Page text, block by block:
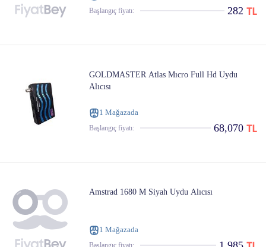
Başlangıç ​​fiyatı: 282
GOLDMASTER Atlas Mıcro Full Hd Uydu
Alıcısı
1 Mağazada
Başlangıç ​​fiyatı: 68,070
Amstrad 1680 M Siyah Uydu Alıcısı
1 Mağazada
Başlangıç ​​fiyatı: